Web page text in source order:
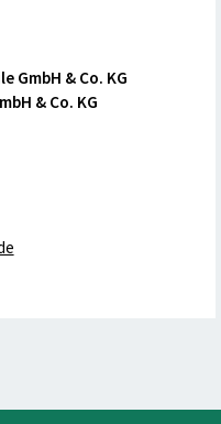
GmbH & Co. KG
& Co. KG